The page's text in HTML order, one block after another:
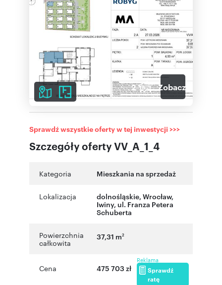
2 Zobacz galerię
Szczegóły oferty VV_A_1_4
Sprawdź wszystkie oferty w tej inwestycji >>>
Kategoria Mieszkania na sprzedaż
Lokalizacja dolnośląskie, Wrocław,
Iwiny, ul. Franza Petera
Schuberta
Powierzchnia
całkowita
37,31 m2
Cena 475 703 zł
Reklama
Sprawdź
ratę